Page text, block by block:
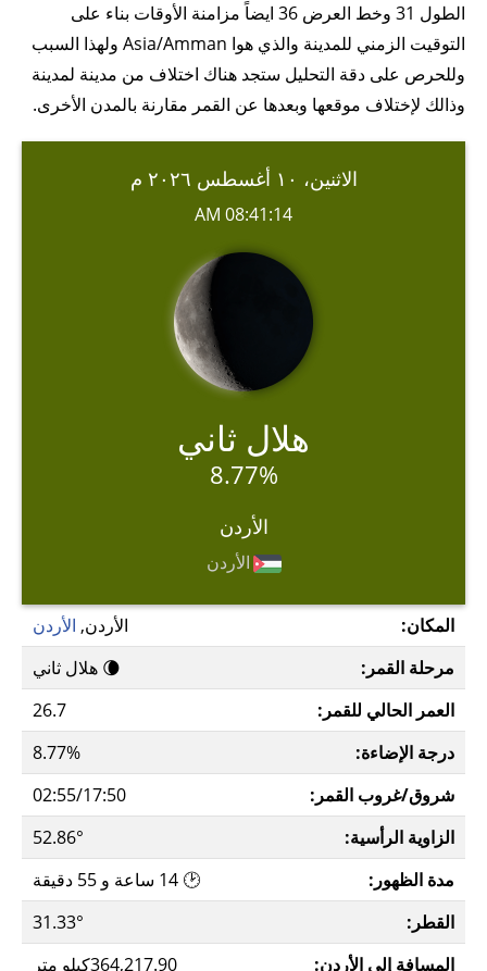
الطول 31 وخط العرض 36 ايضاً مزامنة الأوقات بناء على
التوقيت الزمني للمدينة والذي هوا Asia/Amman ولهذا السبب
وللحرص على دقة التحليل ستجد هناك اختلاف من مدينة لمدينة
وذالك لإختلاف موقعها وبعدها عن القمر مقارنة بالمدن الأخرى.
الاثنين، ١٠ أغسطس ٢٠٢٦ م
08:41:14 AM
هلال ثاني
8.77%
الأردن
الأردن
المكان: الأردن, الأردن
مرحلة القمر:
🌘 هلال ثاني
العمر الحالي للقمر:
26.7
درجة الإضاءة:
8.77%
شروق/غروب القمر:
02:55/17:50
الزاوية الرأسية:
52.86°
مدة الظهور:
🕑 14 ساعة و 55 دقيقة
القطر:
31.33°
المسافة إلى الأردن:
364,217.90كيلو متر